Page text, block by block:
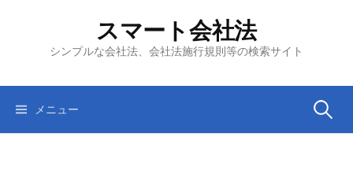
ツ
スマート会社法
シンプルな会社法、会社法施行規則等の検索サイト
メニュー 検